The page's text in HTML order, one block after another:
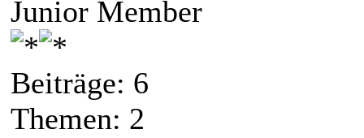
Junior Member
Beiträge: 6
Themen: 2